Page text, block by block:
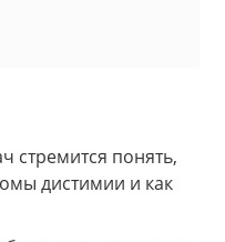
стремится понять,
дистимии и как